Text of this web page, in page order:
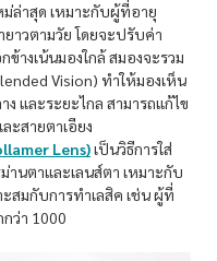
ม่ล่าสุด เหมาะกับผู้ที่อายุ
าวตามวัย โดยจะปรับค่า
างเน้นมองใกล้ สมองจะรวม
Vision) ทำให้มองเห็น
และระยะไกล สามารถแก้ไข
ะสายตาเอียง
Lens)เป็นวิธีการใส่
ม่านตาและเลนส์ตา เหมาะกับ
สมกับการทำเลสิค เช่น ผู้ที่
ว่า 1000